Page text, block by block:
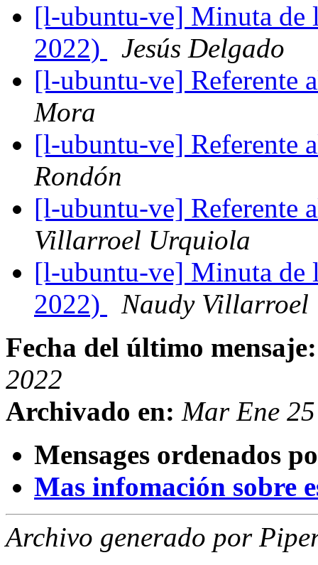
[l-ubuntu-ve] Minuta de
2022)
Jesús Delgado
[l-ubuntu-ve] Referente
Mora
[l-ubuntu-ve] Referente
Rondón
[l-ubuntu-ve] Referente
Villarroel Urquiola
[l-ubuntu-ve] Minuta de
2022)
Naudy
Fecha del último mensaje:
2022
Archivado en: Mar Ene
Mensages ordenados
Mas infomación sobre
Archivo generado por